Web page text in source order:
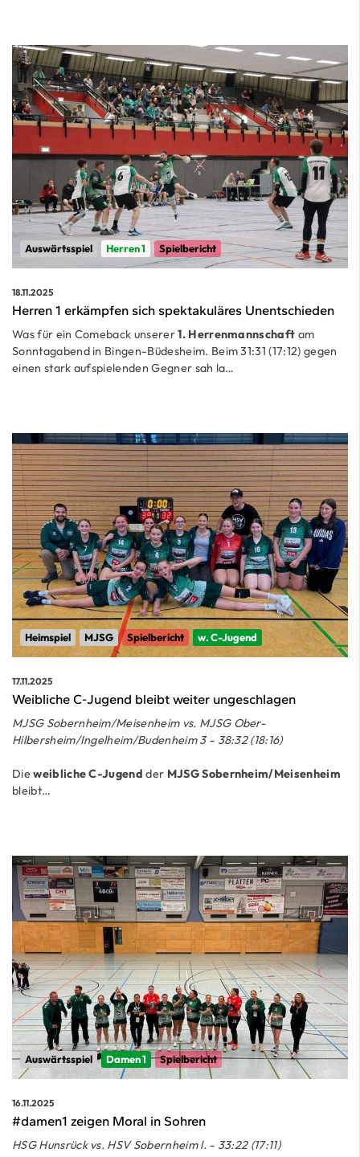
Auswärtsspiel Herren 1 Spielbericht
18.11.2025
Herren 1 erkämpfen sich spektakuläres Unentschieden
Was für ein Comeback unserer1. Herrenmannschaft am
Sonntagabend in Bingen-Büdesheim. Beim 31:31 (17:12) gegen
einen stark aufspielenden Gegner sah la…
Heimspiel MJSG Spielbericht w. C-Jugend
17.11.2025
Weibliche C-Jugend bleibt weiter ungeschlagen
MJSG Sobernheim/Meisenheim vs. MJSG Ober-
Hilbersheim/Ingelheim/Budenheim 3 - 38:32 (18:16)
Dieweibliche C-Jugend der MJSG Sobernheim/Meisenheim
bleibt…
Auswärtsspiel Damen 1 Spielbericht
16.11.2025
#damen1 zeigen Moral in Sohren
HSG Hunsrück vs. HSV Sobernheim l. - 33:22 (17:11)